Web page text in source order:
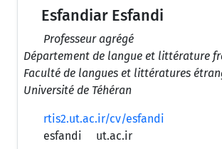
Esfandiar Esfandi
Professeur agrégé
Département de langue et littérature
Faculté de langues et littératures
Université de Téhéran
rtis2.ut.ac.ir/cv/esfandi
esfandi
ut.ac.ir